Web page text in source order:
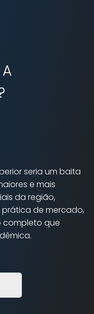
seria um baita
e mais
da região,
de mercado,
completo que